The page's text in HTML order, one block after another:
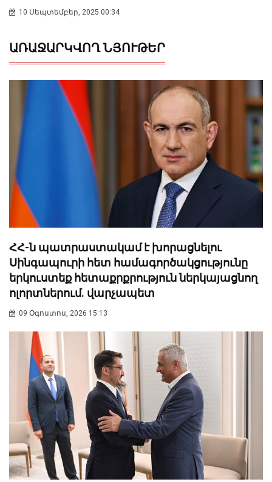
10 Սեպտեմբեր, 2025 00:34
ԱՌԱՋԱՐԿՎՈՂ ՆՅՈՒԹԵՐ
ՀՀ-ն պատրաստակամ է խորացնելու
Սինգապուրի հետ համագործակցությունը
երկուստեք հետաքրքրություն ներկայացնող
ոլորտներում. վարչապետ
09 Օգոստոս, 2026 15:13